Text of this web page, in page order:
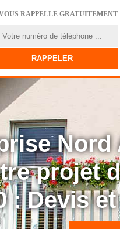
RAPPELLE GRATUITEMENT
Nord
projet
: Devis